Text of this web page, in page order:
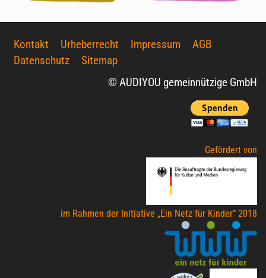
Kontakt Urheberrecht Impressum
AGB
Datenschutz
Sitemap
© AUDIYOU gemeinnützige GmbH
Gefördert von
im Rahmen der Initiative „Ein Netz für Kinder“ 2018